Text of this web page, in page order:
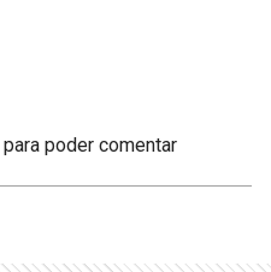
para poder comentar